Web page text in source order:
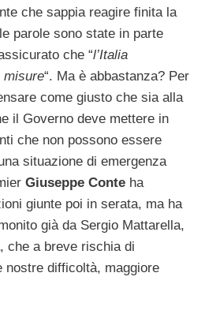
che sappia reagire finita la
parole sono state in parte
che “l’Italia
misure“. Ma è abbastanza? Per
come giusto che sia alla
il Governo deve mettere in
che non possono essere
situazione di emergenza
Giuseppe Conte ha
giunte poi in serata, ma ha
già da Sergio Mattarella,
che a breve rischia di
nostre difficoltà, maggiore